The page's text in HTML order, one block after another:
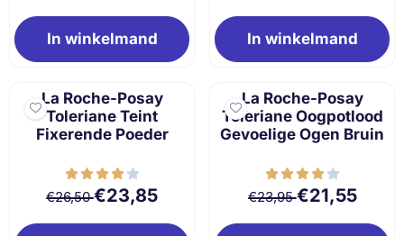
In winkelmand In winkelmand
La Roche-Posay
Toleriane Teint
Fixerende Poeder
Van 26,50 voor 23,85
€26,50€23,85
La Roche-Posay
Toleriane Oogpotlood
Gevoelige Ogen Bruin
Van 23,95 voor
€23,95€21,55